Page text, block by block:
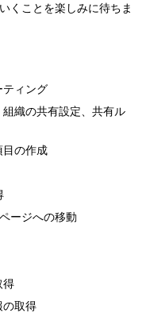
くことを楽しみに待ちま
ティング
織の共有設定、共有ル
目の作成
ージへの移動
得
の取得